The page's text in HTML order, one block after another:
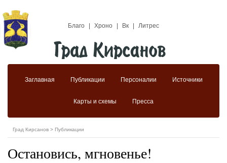
Благо Хроно Вк Литрес
Заглавная Публикации Персоналии Источники
Карты и схемы Пресса
Град Кирсанов > Публикации
Остановись, мгновенье!